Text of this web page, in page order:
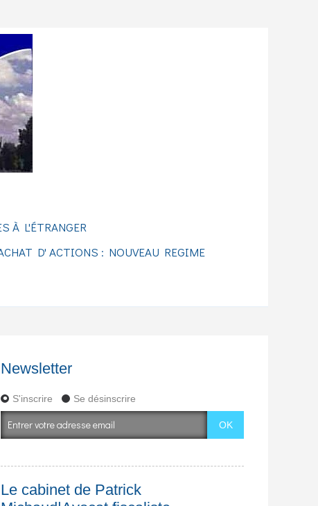
À L'ÉTRANGER
D' ACTIONS : NOUVEAU REGIME
Newsletter
S'inscrire Se désinscrire
Le cabinet de Patrick